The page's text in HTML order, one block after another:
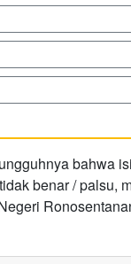
bahwa
benar / palsu,